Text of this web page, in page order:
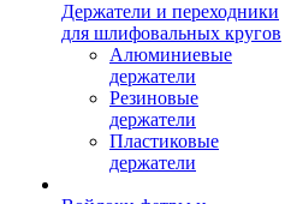
Держатели и переходники
для шлифовальных кругов
Алюминиевые
держатели
Резиновые
держатели
Пластиковые
держатели